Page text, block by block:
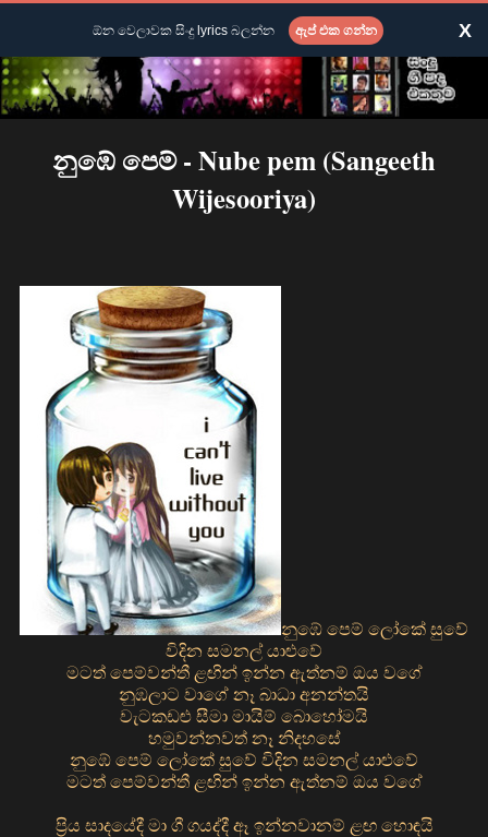
නුඹේ පෙම් - Nube pem (Sangeeth
Wijesooriya)
නුඹේ පෙම් ලෝකේ සුවේ
විදින සමනල් යාළුවේ
මටත් පෙම්වන්තී ළඟින් ඉන්න ඇත්නම් ඔය වගේ
නුඹලාට වාගේ නෑ බාධා අනන්තයි
වැටකඩළු සීමා මායිම් බොහෝමයි
හමුවන්නවත් නෑ නිදහසේ
නුඹේ පෙම් ලෝකේ සුවේ විදින සමනල් යාළුවේ
මටත් පෙම්වන්තී ළඟින් ඉන්න ඇත්නම් ඔය වගේ
ප්‍රිය සාදයේදී මා ගී ගයද්දී ඈ ඉන්නවානම් ළඟ හොඳයි
ඕන වෙලාවක සිංදු lyrics බලන්න ඇප් එක ගන්න X